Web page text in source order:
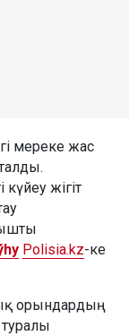
мереке жас
жігіт
Polisia.kz-ке
орындардың
туралы